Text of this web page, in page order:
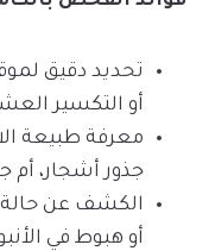
تحديد دقيق
أو التكسير
معرفة طبيعة
جذور أشجار،
الكشف عن حالة
أو هبوط في